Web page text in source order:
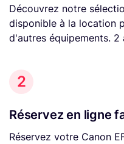
Découvrez notre
disponible à la location
d'autres équipements.
2
Réservez en ligne
Réservez votre Canon